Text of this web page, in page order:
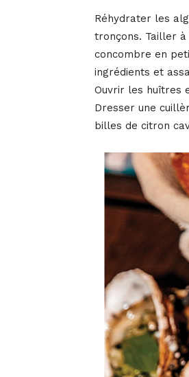
Réhydrater les
tronçons. Tailler à
concombre en
ingrédients et
Ouvrir les huîtres
Dresser une
billes de citron